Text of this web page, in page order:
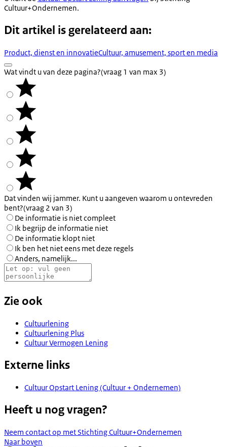
Cultuur+Ondernemen.
Dit artikel is gerelateerd aan:
Product, dienst en innovatieCultuur, amusement, sport en media
Wat vindt u van deze pagina?(vraag 1 van max 3)
Dat vinden wij jammer. Kunt u aangeven waarom u ontevreden
bent?(vraag 2 van 3)
De informatie is niet compleet
Ik begrijp de informatie niet
De informatie klopt niet
Ik ben het niet eens met deze regels
Anders, namelijk...
Zie ook
Cultuurlening
Cultuurlening Plus
Cultuur Vermogen Lening
Externe links
Cultuur Opstart Lening (Cultuur + Ondernemen)
Heeft u nog vragen?
Neem contact op met Stichting Cultuur+Ondernemen
Naar boven